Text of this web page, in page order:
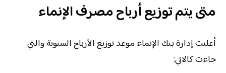
متى يتم توزيع أرباح مصرف الإنماء
أعلنت إدارة بنك الإنماء موعد توزيع الأرباح السنوية والتي
جاءت كالاتي: